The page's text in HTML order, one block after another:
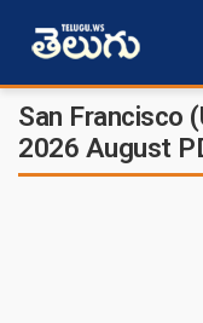
San Francisco
2026 August